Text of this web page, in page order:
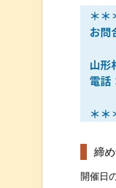
締
開催日